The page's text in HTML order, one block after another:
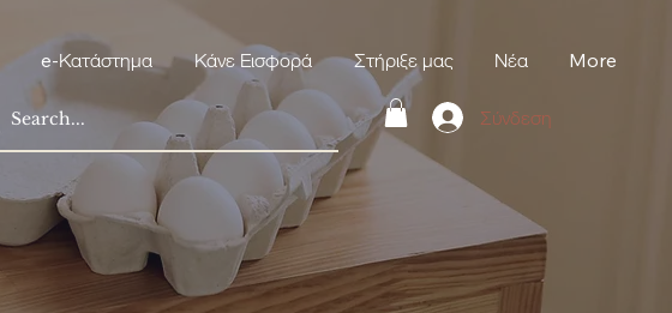
e-Κατάστημα Κάνε Εισφορά Στήριξε μας Νέα More
Σύνδεση